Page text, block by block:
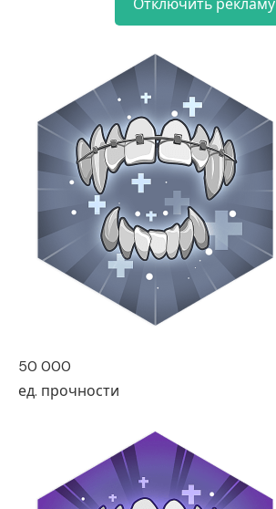
Отключить рекламу
50 000
ед. прочности